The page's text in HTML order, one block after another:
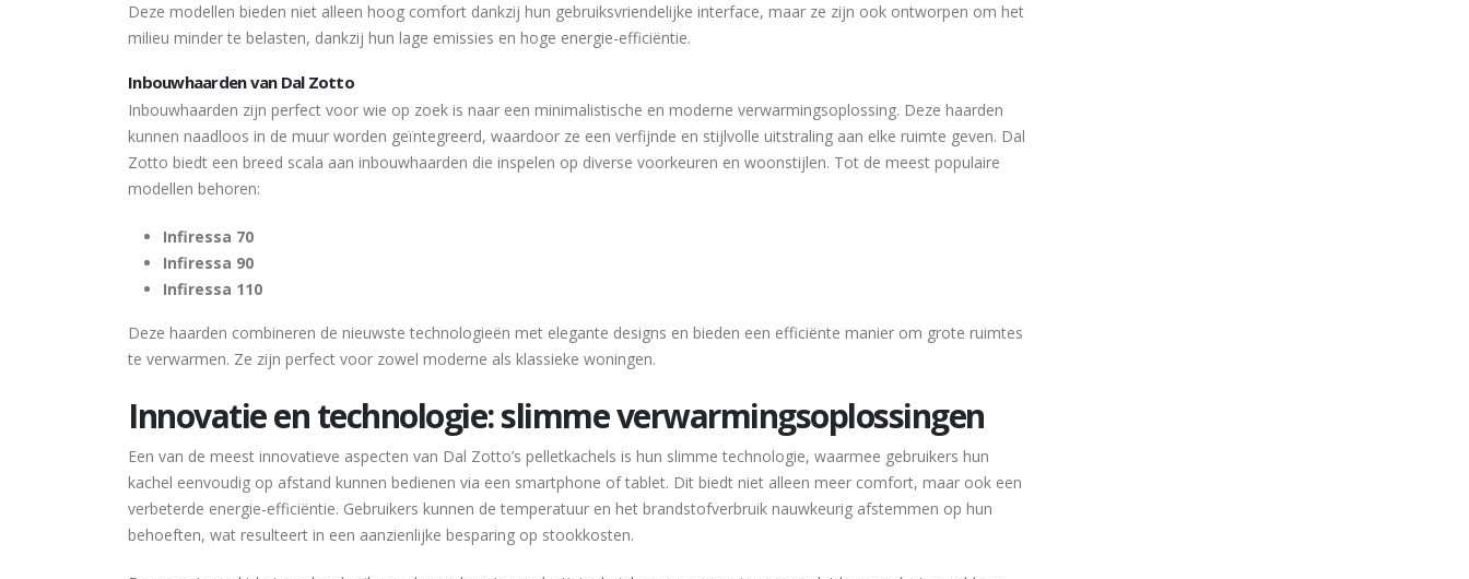
Deze modellen bieden niet alleen hoog comfort dankzij hun gebruiksvriendelijke interface, maar ze zijn ook ontworpen om het
milieu minder te belasten, dankzij hun lage emissies en hoge energie-efficiëntie.
Inbouwhaarden van Dal Zotto
Inbouwhaarden zijn perfect voor wie op zoek is naar een minimalistische en moderne verwarmingsoplossing. Deze haarden
kunnen naadloos in de muur worden geïntegreerd, waardoor ze een verfijnde en stijlvolle uitstraling aan elke ruimte geven. Dal
Zotto biedt een breed scala aan inbouwhaarden die inspelen op diverse voorkeuren en woonstijlen. Tot de meest populaire
modellen behoren:
Infiressa 70
Infiressa 90
Infiressa 110
Deze haarden combineren de nieuwste technologieën met elegante designs en bieden een efficiënte manier om grote ruimtes
te verwarmen. Ze zijn perfect voor zowel moderne als klassieke woningen.
Innovatie en technologie: slimme verwarmingsoplossingen
Een van de meest innovatieve aspecten van Dal Zotto’s pelletkachels is hun slimme technologie, waarmee gebruikers hun
kachel eenvoudig op afstand kunnen bedienen via een smartphone of tablet. Dit biedt niet alleen meer comfort, maar ook een
verbeterde energie-efficiëntie. Gebruikers kunnen de temperatuur en het brandstofverbruik nauwkeurig afstemmen op hun
behoeften, wat resulteert in een aanzienlijke besparing op stookkosten.